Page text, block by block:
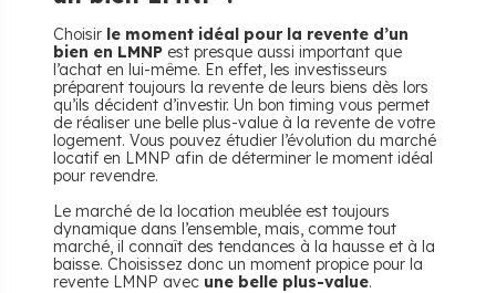
Choisir le moment idéal pour la revente d’un
bien en LMNP est presque aussi important que
l’achat en lui-même. En effet, les investisseurs
préparent toujours la revente de leurs biens dès lors
qu’ils décident d’investir. Un bon timing vous permet
de réaliser une belle plus-value à la revente de votre
logement. Vous pouvez étudier l’évolution du marché
locatif en LMNP afin de déterminer le moment idéal
pour revendre.
Le marché de la location meublée est toujours
dynamique dans l’ensemble, mais, comme tout
marché, il connaît des tendances à la hausse et à la
baisse. Choisissez donc un moment propice pour la
revente LMNP avec une belle plus-value.